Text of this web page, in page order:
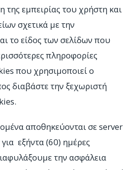
της εμπειρίας του χρήστη και
σχετικά με την
το είδος των σελίδων που
πληροφορίες
που χρησιμοποιεί ο
διαβάστε την ξεχωριστή
αποθηκεύονται σε server
εξήντα (60) ημέρες
την ασφάλεια